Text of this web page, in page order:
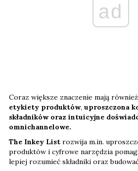
ad
Coraz większe znaczenie mają również
etykiety produktów, uproszczona
składników oraz intuicyjne
omnichannelowe.
The Inkey List rozwija m.in.
produktów i cyfrowe narzędzia
lepiej rozumieć składniki oraz